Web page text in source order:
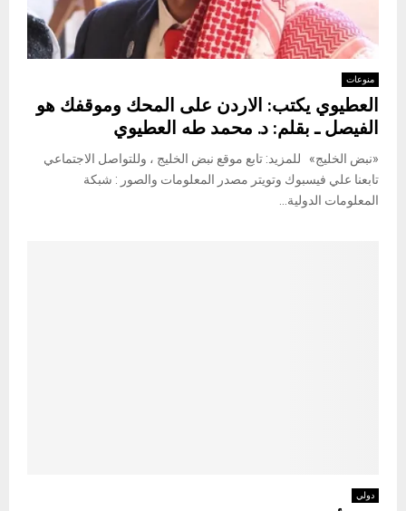
منوعات
العطيوي يكتب: الاردن على المحك وموقفك هو
الفيصل ـ بقلم: د. محمد طه العطيوي
«نبض الخليج» للمزيد: تابع موقع نبض الخليج ، وللتواصل الاجتماعي
تابعنا علي فيسبوك وتويتر مصدر المعلومات والصور : شبكة
المعلومات الدولية...
دولي